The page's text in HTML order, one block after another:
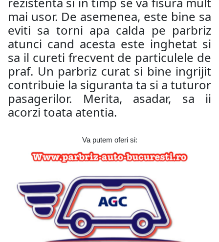
mai usor. De asemenea, este bine sa
eviti sa torni apa calda pe parbriz
atunci cand acesta este inghetat si
sa il cureti frecvent de particulele de
praf. Un parbriz curat si bine ingrijit
contribuie la siguranta ta si a tuturor
pasagerilor. Merita, asadar, sa ii
acorzi toata atentia.
Va putem oferi si: